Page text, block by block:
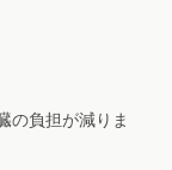
の負担が減りま